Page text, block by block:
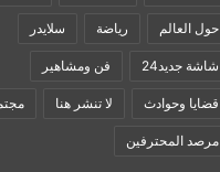
حول العالم رياضة سلايدر
شاشة جديد24 فن ومشاهير
قضايا وحوادث لا تنشر هنا
مرصد المحترفين